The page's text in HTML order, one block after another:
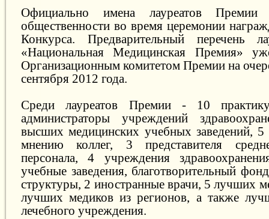
Официально имена лауреатов Премии
общественности во время церемонии
Конкурса. Предварительный перечень
«Национальная Медицинская Премия»
Организационным комитетом Премии на
сентября 2012 года.
Среди лауреатов Премии - 10
администраторы учреждений
высших медицинских учебных заведений,
мнению коллег, 3 представителя
персонала, 4 учреждения
учебные заведения, благотворительный
структуры, 2 иностранные врачи, 5 лучших
лучших медиков из регионов, а также
лечебного учреждения.